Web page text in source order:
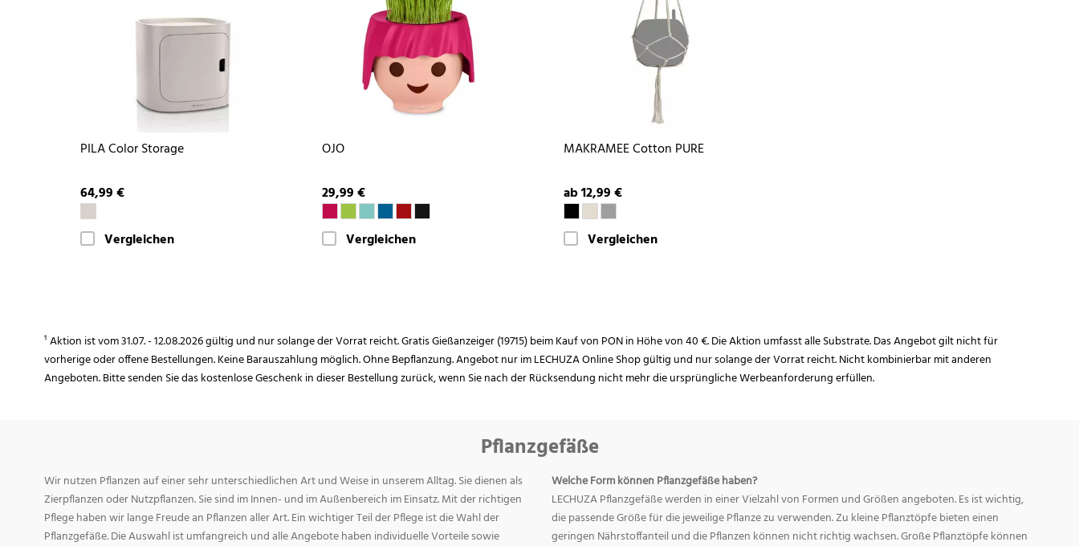
PILA Color Storage
64,99 €
Vergleichen
OJO
29,99 €
Vergleichen
MAKRAMEE Cotton PURE
ab 12,99 €
Vergleichen
¹ Aktion ist vom 31.07. - 12.08.2026 gültig und nur solange der Vorrat reicht. Gratis Gießanzeiger (19715) beim Kauf von PON in Höhe von 40 €. Die Aktion umfasst alle Substrate. Das Angebot gilt nicht für
vorherige oder offene Bestellungen. Keine Barauszahlung möglich. Ohne Bepflanzung. Angebot nur im LECHUZA Online Shop gültig und nur solange der Vorrat reicht. Nicht kombinierbar mit anderen
Angeboten. Bitte senden Sie das kostenlose Geschenk in dieser Bestellung zurück, wenn Sie nach der Rücksendung nicht mehr die ursprüngliche Werbeanforderung erfüllen.
Pflanzgefäße
Wir nutzen Pflanzen auf einer sehr unterschiedlichen Art und Weise in unserem Alltag. Sie dienen als
Zierpflanzen oder Nutzpflanzen. Sie sind im Innen- und im Außenbereich im Einsatz. Mit der richtigen
Pflege haben wir lange Freude an Pflanzen aller Art. Ein wichtiger Teil der Pflege ist die Wahl der
Pflanzgefäße. Die Auswahl ist umfangreich und alle Angebote haben individuelle Vorteile sowie
Welche Form können Pflanzgefäße haben?
LECHUZA Pflanzgefäße werden in einer Vielzahl von Formen und Größen angeboten. Es ist wichtig,
die passende Größe für die jeweilige Pflanze zu verwenden. Zu kleine Pflanztöpfe bieten einen
geringen Nährstoffanteil und die Pflanzen können nicht richtig wachsen. Große Pflanztöpfe können